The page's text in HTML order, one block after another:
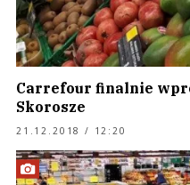
Carrefour finalnie
Skorosze
21.12.2018 / 12:20